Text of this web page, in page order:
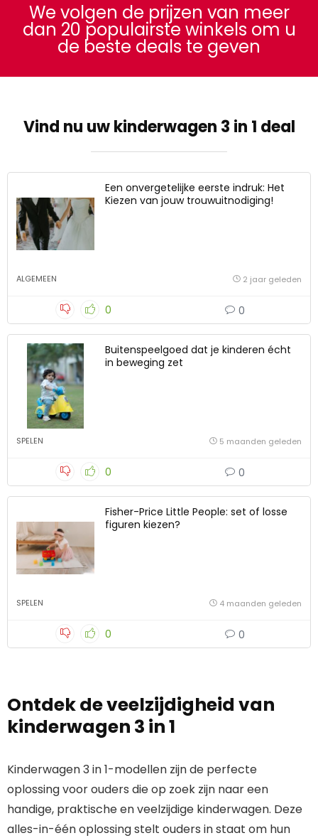
We volgen de prijzen van meer
dan 20 populairste winkels om u
de beste deals te geven
Vind nu uw kinderwagen 3 in 1 deal
Een onvergetelijke eerste indruk: Het
Kiezen van jouw trouwuitnodiging!
ALGEMEEN 2 jaar geleden
0 0
Buitenspeelgoed dat je kinderen écht
in beweging zet
SPELEN 5 maanden geleden
0 0
Fisher-Price Little People: set of losse
figuren kiezen?
SPELEN 4 maanden geleden
0 0
Ontdek de veelzijdigheid van
kinderwagen 3 in 1
Kinderwagen 3 in 1-modellen zijn de perfecte
oplossing voor ouders die op zoek zijn naar een
handige, praktische en veelzijdige kinderwagen. Deze
alles-in-één oplossing stelt ouders in staat om hun